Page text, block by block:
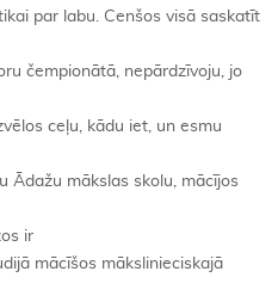
par labu. Cenšos visā saskatīt
čempionātā, nepārdzīvoju, jo
ceļu, kādu iet, un esmu
Ādažu mākslas skolu, mācījos
ir
mācīšos mākslinieciskajā